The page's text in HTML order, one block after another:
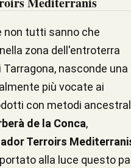
non tutti sanno che
nella zona dell'entroterra
nasconde una
più vocate ai
con metodi
de la Conca,
Terroirs
alla luce questo